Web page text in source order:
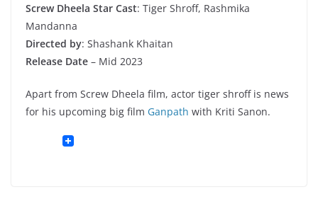
Screw Dheela Star Cast: Tiger Shroff, Rashmika
Mandanna
Directed by: Shashank Khaitan
Release Date – Mid 2023
Apart from Screw Dheela film, actor tiger shroff is news
for his upcoming big film Ganpath with Kriti Sanon.